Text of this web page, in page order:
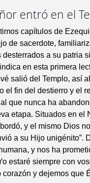
entró en el
capítulos de
de sacerdote,
a su patria
en esta primera
salió del Templo, así
el fin del destierro y el
que nunca ha
etapa. Situados en el
y el mismo Dios
a su Hijo unigénito”.
y nos ha
estaré siempre con
y dejemos que